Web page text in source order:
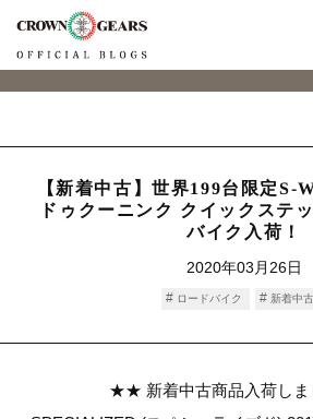
【新着中古】世界199台限定
ドゥクーニンク クイックステ
バイク入荷！
2020年03月26日
ロードバイク 新着中古
★★ 新着中古商品入荷し